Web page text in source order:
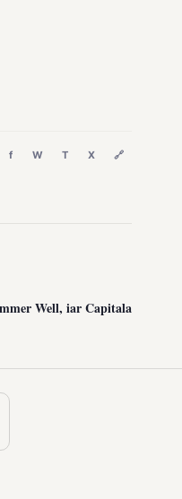
f W T X 🔗
Well, iar Capitala